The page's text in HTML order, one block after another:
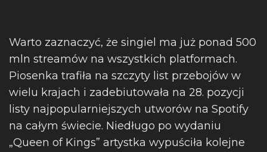
Warto zaznaczyć, że singiel ma już ponad 500
mln streamów na wszystkich platformach.
Piosenka trafiła na szczyty list przebojów w
wielu krajach i zadebiutowała na 28. pozycji
listy najpopularniejszych utworów na Spotify
na całym świecie. Niedługo po wydaniu
„Queen of Kings” artystka wypuściła kolejne